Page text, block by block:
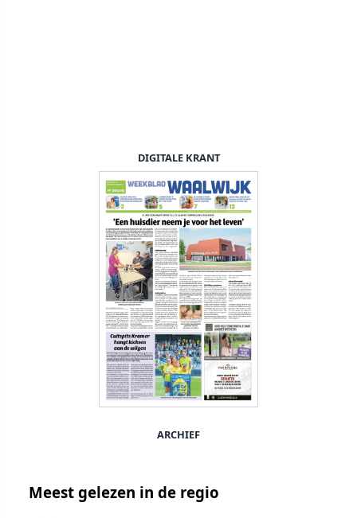
DIGITALE KRANT
ARCHIEF
Meest gelezen in de regio